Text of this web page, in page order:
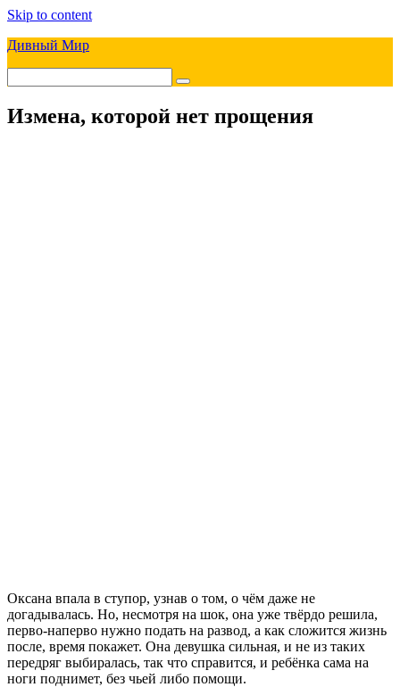
Skip to content
Дивный Мир
Измена, которой нет прощения
Оксана впала в ступор, узнав о том, о чём даже не
догадывалась. Но, несмотря на шок, она уже твёрдо решила,
перво-наперво нужно подать на развод, а как сложится жизнь
после, время покажет. Она девушка сильная, и не из таких
передряг выбиралась, так что справится, и ребёнка сама на
ноги поднимет, без чьей либо помощи.